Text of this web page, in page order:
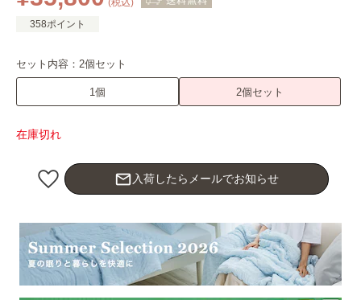
(税込)
358ポイント
セット内容： 2個セット
1個 2個セット
在庫切れ
mail_outline 入荷したらメールでお知らせ